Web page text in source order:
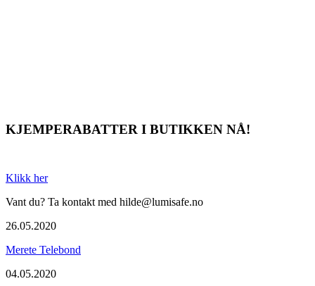
KJEMPERABATTER I BUTIKKEN NÅ!
Klikk her
Vant du? Ta kontakt med hilde@lumisafe.no
26.05.2020
Merete Telebond
04.05.2020